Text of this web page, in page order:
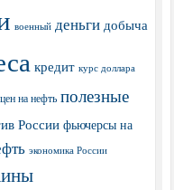
военный деньги добыча
кредит курс доллара
на нефть полезные
России фьючерсы на
экономика России